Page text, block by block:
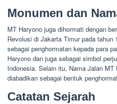
Monumen dan
MT Haryono juga dihormati dengan
Revolusi di Jakarta Timur pada tahun
sebagai penghormatan kepada para
Haryono dan juga sebagai simbol
Indonesia. Selain itu, Nama Jalan
diabadikan sebagai bentuk
Catatan Sejarah